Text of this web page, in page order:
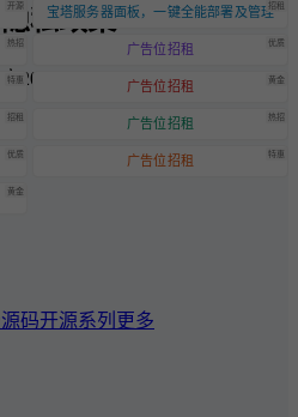
私政策
2024-6-20
开源 宝塔服务器面板，一键全能部署及管理招租
热招 广告位招租 优质
特惠 广告位招租 黄金
招租 广告位招租 热招
优质 广告位招租 特惠
黄金
码开源系列 更多